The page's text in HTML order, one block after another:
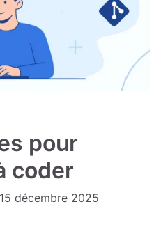
pour
coder
15 décembre 2025